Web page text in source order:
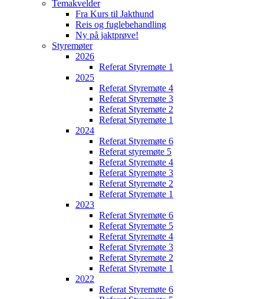
Temakvelder
Fra Kurs til Jakthund
Reis og fuglebehandling
Ny på jaktprøve!
Styremøter
2026
Referat Styremøte 1
2025
Referat Styremøte 4
Referat Styremøte 3
Referat Styremøte 2
Referat Styremøte 1
2024
Referat Styremøte 6
Referat styremøte 5
Referat Styremøte 4
Referat Styremøte 3
Referat Styremøte 2
Referat Styremøte 1
2023
Referat Styremøte 6
Referat Styremøte 5
Referat Styremøte 4
Referat Styremøte 3
Referat Styremøte 2
Referat Styremøte 1
2022
Referat Styremøte 6